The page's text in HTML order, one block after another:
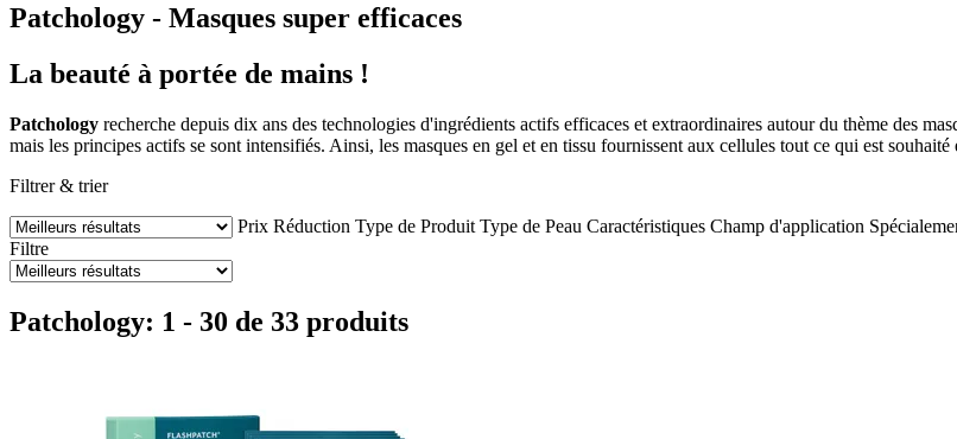
Patchology - Masques super efficaces
La beauté à portée de mains !
Patchology recherche depuis dix ans des technologies d'ingrédients actifs efficaces et extraordinaires autour du thème des
mais les principes actifs se sont intensifiés. Ainsi, les masques en gel et en tissu fournissent aux cellules tout ce qui est
Filtrer & trier
Prix Réduction Type de Produit Type de Peau Caractéristiques Champ d'application
Filtre
Patchology: 1 - 30 de 33 produits